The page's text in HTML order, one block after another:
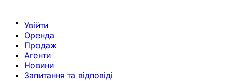
Увійти
Оренда
Продаж
Агенти
Новини
Запитання та відповіді